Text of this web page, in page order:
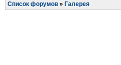
Список форумов » Галерея